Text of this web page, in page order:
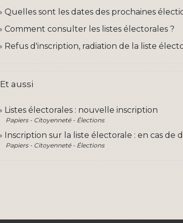
Quelles sont les dates des prochaines
Comment consulter les listes électorales ?
Refus d'inscription, radiation de la liste
Et aussi
Listes électorales : nouvelle inscription
Papiers - Citoyenneté - Élections
Inscription sur la liste électorale : en cas de
Papiers - Citoyenneté - Élections